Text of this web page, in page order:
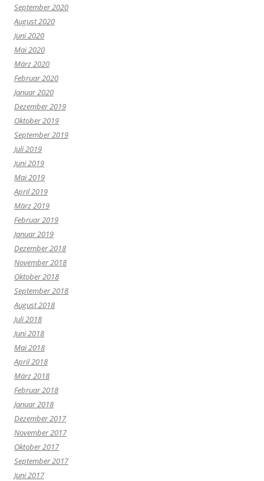
September 2020
August 2020
Juni 2020
Mai 2020
März 2020
Februar 2020
Januar 2020
Dezember 2019
Oktober 2019
September 2019
Juli 2019
Juni 2019
Mai 2019
April 2019
März 2019
Februar 2019
Januar 2019
Dezember 2018
November 2018
Oktober 2018
September 2018
August 2018
Juli 2018
Juni 2018
Mai 2018
April 2018
März 2018
Februar 2018
Januar 2018
Dezember 2017
November 2017
Oktober 2017
September 2017
Juni 2017